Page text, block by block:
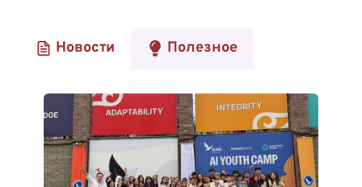
Новости Полезное